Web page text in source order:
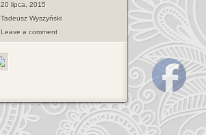
20 lipca, 2015
Tadeusz Wyszyński
Leave a comment